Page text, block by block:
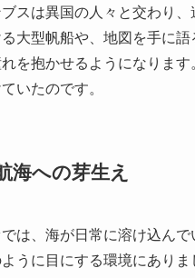
スは異国の人々と交わり
大型帆船や、地図を手に
を抱かせるようになりま
いたのです。
海への芽生え
は、海が日常に溶け込ん
うに目にする環境にあり